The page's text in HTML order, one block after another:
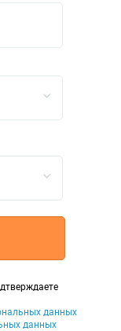
данных
данных